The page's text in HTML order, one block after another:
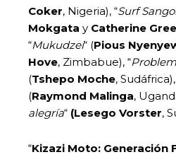
Coker, Nigeria), “Surf
Mokgata y Catherine
“Mukudzei“ (Pious
Hove, Zimbabue), “
(Tshepo Moche, Sudáfrica),
(Raymond Malinga,
alegría“ (Lesego Vorster,
“Kizazi Moto: Generación